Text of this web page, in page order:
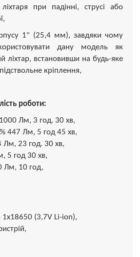
при падінні, струсі або
1" (25,4 мм), завдяки чому
дану модель як
ліхтар, встановивши на будь-яке
кріплення,
роботи:
Лм, 3 год. 30 хв,
447 Лм, 5 год 45 хв,
Лм, 23 год. 30 хв,
5 год 30 хв,
Лм, 10 год,
(3,7V Li-іon),